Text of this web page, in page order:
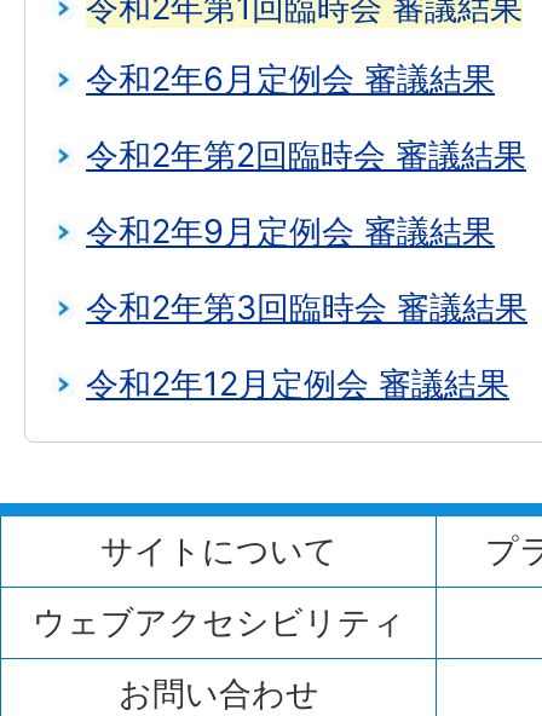
令和2年第1回臨時会 審議結果
令和2年6月定例会 審議結果
令和2年第2回臨時会 審議結果
令和2年9月定例会 審議結果
令和2年第3回臨時会 審議結果
令和2年12月定例会 審議結果
サイトについて
プ
ウェブアクセシビリティ
お問い合わせ